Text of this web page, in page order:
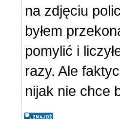
na zdjęciu
byłem
pomylić i
razy. Ale
nijak nie chce